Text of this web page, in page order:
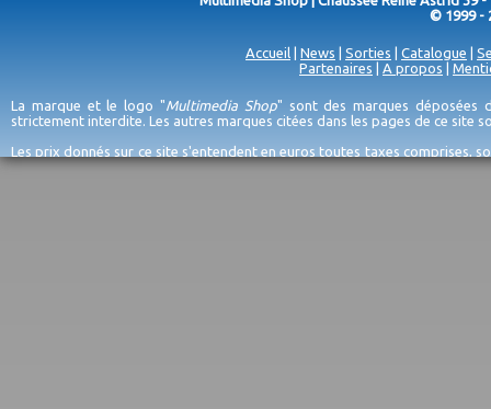
© 1999 -
Accueil News Sorties Catalogue
Partenaires
A propos
La marque et le logo "Multimedia Shop" sont des marques déposées
strictement interdite. Les autres marques citées dans les pages de ce site
Les prix donnés sur ce site s'entendent en euros toutes taxes comprises,
erreurs d'encodage, et sauf épuisement du stock et/ou impossibilité de